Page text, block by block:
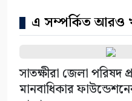
এ সম্পর্কিত আরও
সাতক্ষীরা জেলা পরিষদ
মানবাধিকার